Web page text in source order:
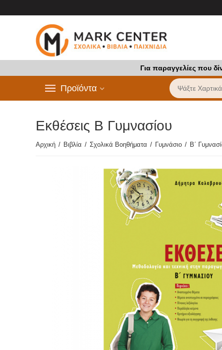
Για παραγγελίες που
Προϊόντα
Εκθέσεις Β Γυμνασίου
Αρχική / Βιβλία / Σχολικά Βοηθήματα / Γυμνάσιο / Β΄